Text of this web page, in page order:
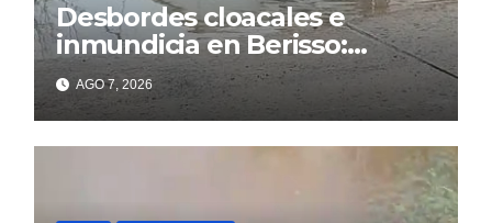
Desbordes cloacales e
inmundicia en Berisso:
colapso de la red en la calle
14AGO 7, 2026